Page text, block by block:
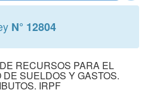
N° 12804
RECURSOS PARA EL
SUELDOS Y GASTOS.
IRPF